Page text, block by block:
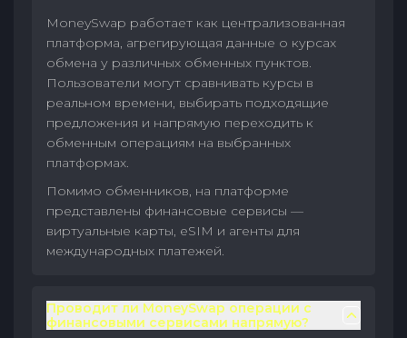
MoneySwap работает как централизованная
платформа, агрегирующая данные о курсах
обмена у различных обменных пунктов.
Пользователи могут сравнивать курсы в
реальном времени, выбирать подходящие
предложения и напрямую переходить к
обменным операциям на выбранных
платформах.
Помимо обменников, на платформе
представлены финансовые сервисы —
виртуальные карты, eSIM и агенты для
международных платежей.
Проводит ли MoneySwap операции с
финансовыми сервисами напрямую?